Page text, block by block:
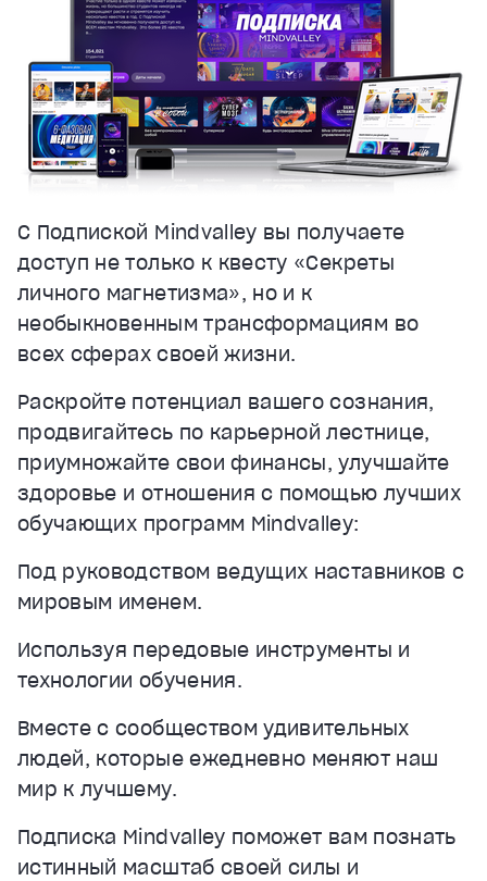
С Подпиской Mindvalley вы получаете
доступ не только к квесту «Секреты
личного магнетизма», но и к
необыкновенным трансформациям во
всех сферах своей жизни.
Раскройте потенциал вашего сознания,
продвигайтесь по карьерной лестнице,
приумножайте свои финансы, улучшайте
здоровье и отношения с помощью лучших
обучающих программ Mindvalley:
Под руководством ведущих наставников с
мировым именем.
Используя передовые инструменты и
технологии обучения.
Вместе с сообществом удивительных
людей, которые ежедневно меняют наш
мир к лучшему.
Подписка Mindvalley поможет вам познать
истинный масштаб своей силы и